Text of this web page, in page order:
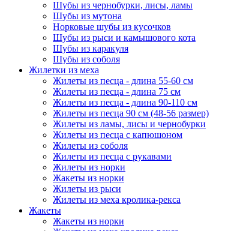
Шубы из чернобурки, лисы, ламы
Шубы из мутона
Норковые шубы из кусочков
Шубы из рыси и камышового кота
Шубы из каракуля
Шубы из соболя
Жилетки из меха
Жилеты из песца - длина 55-60 см
Жилеты из песца - длина 75 см
Жилеты из песца - длина 90-110 см
Жилеты из песца 90 см (48-56 размер)
Жилеты из ламы, лисы и чернобурки
Жилеты из песца с капюшоном
Жилеты из соболя
Жилеты из песца с рукавами
Жилеты из норки
Жакеты из норки
Жилеты из рыси
Жилеты из меха кролика-рекса
Жакеты
Жакеты из норки